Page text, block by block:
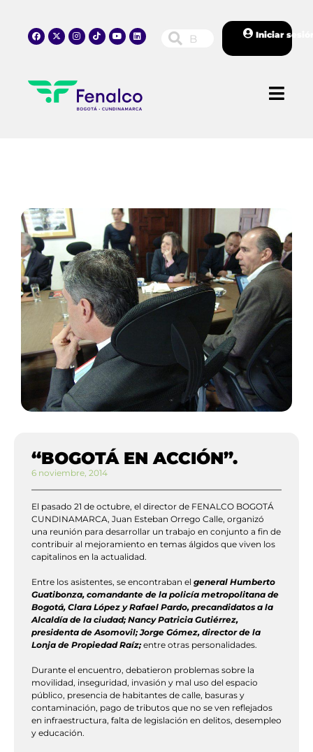
Iniciar
“BOGOTÁ EN ACCIÓN”.
6 noviembre, 2014
El pasado 21 de octubre, el director de FENALCO BOGOTÁ
CUNDINAMARCA, Juan Esteban Orrego Calle, organizó
una reunión para desarrollar un trabajo en conjunto a fin de
contribuir al mejoramiento en temas álgidos que viven los
capitalinos en la actualidad.
Entre los asistentes, se encontraban el general Humberto
Guatibonza, comandante de la policía metropolitana de
Bogotá, Clara López y Rafael Pardo, precandidatos a la
Alcaldía de la ciudad; Nancy Patricia Gutiérrez,
presidenta de Asomovil; Jorge Gómez, director de la
Lonja de Propiedad Raíz; entre otras personalidades.
Durante el encuentro, debatieron problemas sobre la
movilidad, inseguridad, invasión y mal uso del espacio
público, presencia de habitantes de calle, basuras y
contaminación, pago de tributos que no se ven reflejados
en infraestructura, falta de legislación en delitos, desempleo
y educación.